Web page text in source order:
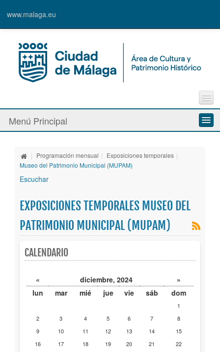
www.malaga.eu
Contacto
Quejas y Sugerencias
Menú Principal
Espacios culturales
Banda Municipal de Música
Publicaciones
Trámites
Newsletter
| Programación mensual | Exposiciones temporales |
Museo del Patrimonio Municipal (MUPAM)
Escuchar
EXPOSICIONES TEMPORALES MUSEO DEL
PATRIMONIO MUNICIPAL (MUPAM)
CALENDARIO
« diciembre, 2024
»
lun
mar mié jue vie sáb dom
1
2
3 4 5 6 7
8
9
10 11 12 13 14
15
16
17 18 19 20 21
22